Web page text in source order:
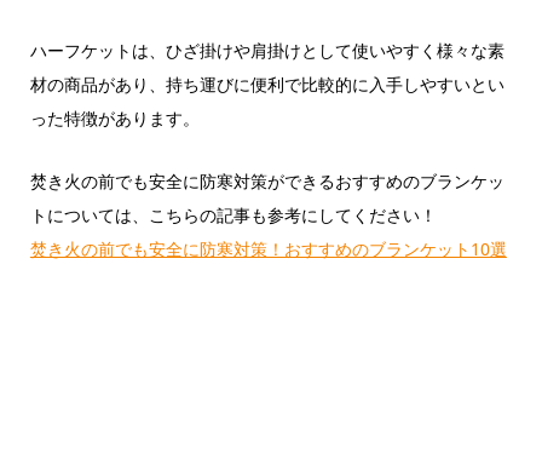
ハーフケットは、ひざ掛けや肩掛けとして使いやすく様々な素
材の商品があり、持ち運びに便利で比較的に入手しやすいとい
った特徴があります。
焚き火の前でも安全に防寒対策ができるおすすめのブランケッ
トについては、こちらの記事も参考にしてください！
焚き火の前でも安全に防寒対策！おすすめのブランケット10選